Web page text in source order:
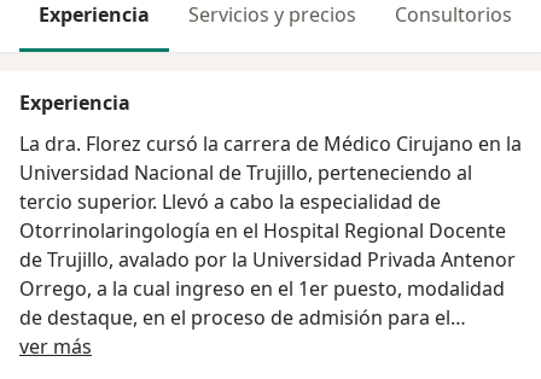
Experiencia Servicios y precios Consultorios
Experiencia
La dra. Florez cursó la carrera de Médico Cirujano en la
Universidad Nacional de Trujillo, perteneciendo al
tercio superior. Llevó a cabo la especialidad de
Otorrinolaringología en el Hospital Regional Docente
de Trujillo, avalado por la Universidad Privada Antenor
Orrego, a la cual ingreso en el 1er puesto, modalidad
de destaque, en el proceso de admisión para el
Residentado médico 2015. Siempre se destacó en los
ver más